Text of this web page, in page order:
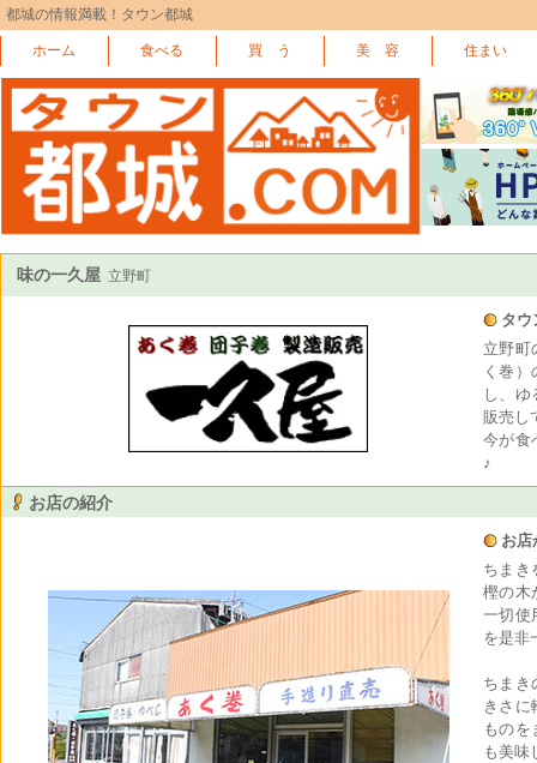
都城の情報満載！タウン都城
ホーム 食べる 買 う 美 容 住まい
味の一久屋 立野町
タウ
立野町
く巻）
し、ゆ
販売し
今が食
♪
お店の紹介
お店
ちまき
樫の木
一切使
を是非
ちまき
きさに
ものを
も美味